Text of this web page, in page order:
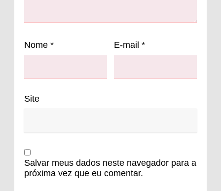
Nome * E-mail *
Site
Salvar meus dados neste navegador para a
próxima vez que eu comentar.